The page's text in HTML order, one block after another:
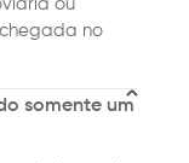
ou
no
somente um